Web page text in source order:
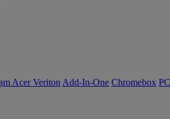
Acer Veriton Add-In-One Chromebox